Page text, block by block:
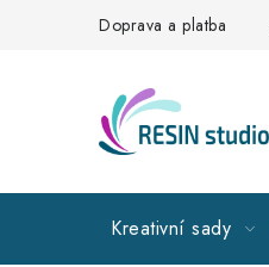
Doprava a platba
Kreativní sady